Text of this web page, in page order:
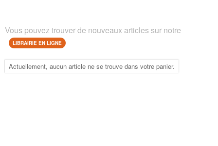
Vous pouvez trouver de nouveaux articles sur notre
LIBRAIRIE EN LIGNE
Actuellement, aucun article ne se trouve dans votre panier.